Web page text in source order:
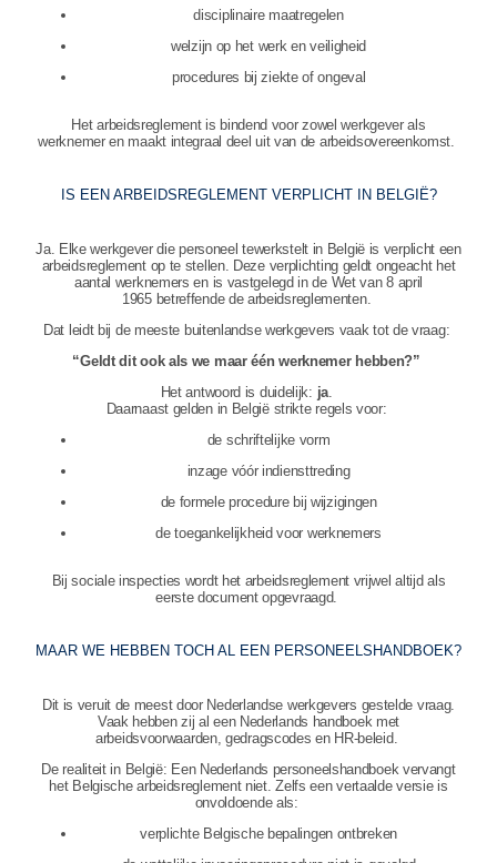
disciplinaire maatregelen
welzijn op het werk en veiligheid
procedures bij ziekte of ongeval
Het arbeidsreglement is bindend voor zowel werkgever als
werknemer en maakt integraal deel uit van de arbeidsovereenkomst.
IS EEN ARBEIDSREGLEMENT VERPLICHT IN BELGIË?
Ja. Elke werkgever die personeel tewerkstelt in België is verplicht een
arbeidsreglement op te stellen. Deze verplichting geldt ongeacht het
aantal werknemers en is vastgelegd in de Wet van 8 april
1965 betreffende de arbeidsreglementen.
Dat leidt bij de meeste buitenlandse werkgevers vaak tot de vraag:
“Geldt dit ook als we maar één werknemer hebben?”
Het antwoord is duidelijk: ja.
Daarnaast gelden in België strikte regels voor:
de schriftelijke vorm
inzage vóór indiensttreding
de formele procedure bij wijzigingen
de toegankelijkheid voor werknemers
Bij sociale inspecties wordt het arbeidsreglement vrijwel altijd als
eerste document opgevraagd.
MAAR WE HEBBEN TOCH AL EEN PERSONEELSHANDBOEK?
Dit is veruit de meest door Nederlandse werkgevers gestelde vraag.
Vaak hebben zij al een Nederlands handboek met
arbeidsvoorwaarden, gedragscodes en HR‑beleid.
De realiteit in België: Een Nederlands personeelshandboek vervangt
het Belgische arbeidsreglement niet. Zelfs een vertaalde versie is
onvoldoende als:
verplichte Belgische bepalingen ontbreken